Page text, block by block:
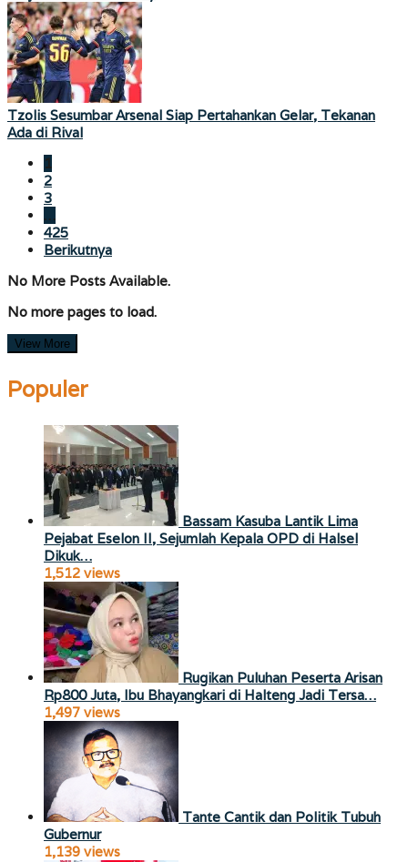
Tzolis Sesumbar Arsenal Siap Pertahankan Gelar, Tekanan
Ada di Rival
1
2
3
…
425
Berikutnya
No More Posts Available.
No more pages to load.
View More
Populer
Bassam Kasuba Lantik Lima
Pejabat Eselon II, Sejumlah Kepala OPD di Halsel
Dikuk…
1,512 views
Rugikan Puluhan Peserta Arisan
Rp800 Juta, Ibu Bhayangkari di Halteng Jadi Tersa…
1,497 views
Tante Cantik dan Politik Tubuh
Gubernur
1,139 views